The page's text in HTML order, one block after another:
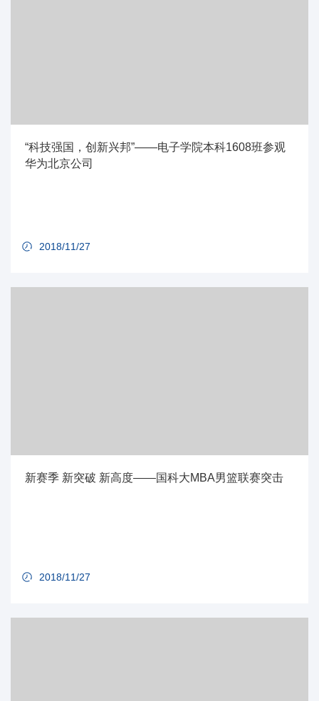
“科技强国，创新兴邦”——电子学院本科1608班参观
华为北京公司
2018/11/27
新赛季 新突破 新高度——国科大MBA男篮联赛突击
2018/11/27